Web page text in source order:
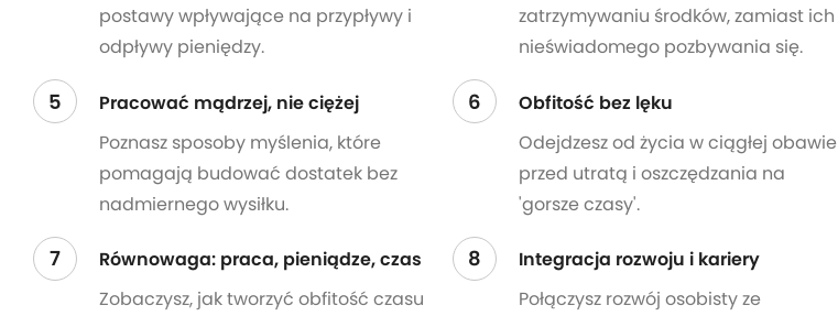
postawy wpływające na przypływy i
odpływy pieniędzy.
zatrzymywaniu środków, zamiast ich
nieświadomego pozbywania się.
5
Pracować mądrzej, nie ciężej
Poznasz sposoby myślenia, które
pomagają budować dostatek bez
nadmiernego wysiłku.
6
Obfitość bez lęku
Odejdzesz od życia w ciągłej obawie
przed utratą i oszczędzania na
'gorsze czasy'.
7
Równowaga: praca, pieniądze, czas
Zobaczysz, jak tworzyć obfitość czasu
8
Integracja rozwoju i kariery
Połączysz rozwój osobisty ze